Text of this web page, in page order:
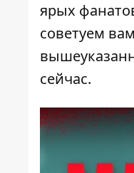
ярых
советуем
сейчас.